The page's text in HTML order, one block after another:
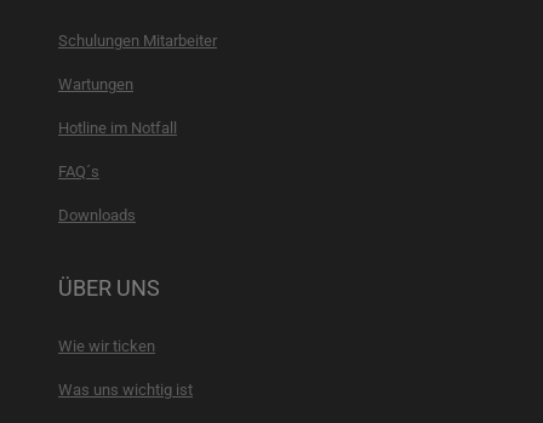
Schulungen Mitarbeiter
Wartungen
Hotline im Notfall
FAQ´s
Downloads
ÜBER UNS
Wie wir ticken
Was uns wichtig ist